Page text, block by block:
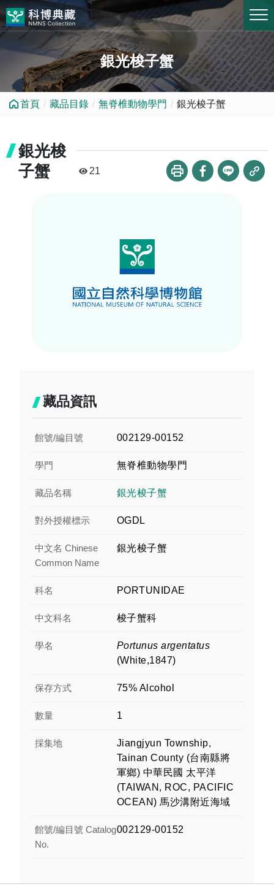
跳到中央內容區塊
銀光梭子蟹
首頁 藏品目錄 無脊椎動物學門 銀光梭子蟹
銀光梭
子蟹
21
藏品資訊
館號/編目號 002129-00152
學門 無脊椎動物學門
藏品名稱 銀光梭子蟹
對外授權標示 OGDL
中文名 Chinese
Common Name
銀光梭子蟹
科名 PORTUNIDAE
中文科名 梭子蟹科
學名
Portunus argentatus
(White,1847)
保存方式 75% Alcohol
數量 1
採集地
Jiangjyun Township,
Tainan County (台南縣將
軍鄉) 中華民國 太平洋
(TAIWAN, ROC, PACIFIC
OCEAN) 馬沙溝附近海域
館號/編目號 Catalog
No.
002129-00152